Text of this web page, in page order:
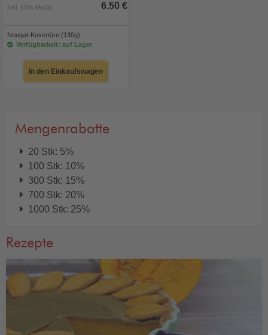
inkl. 10% MwSt. 6,50 €
Nougat-Kuvertüre (130g)
Verfügbarkeit: auf Lager
In den Einkaufswagen
Mengenrabatte
20 Stk: 5%
100 Stk: 10%
300 Stk: 15%
700 Stk: 20%
1000 Stk: 25%
Rezepte